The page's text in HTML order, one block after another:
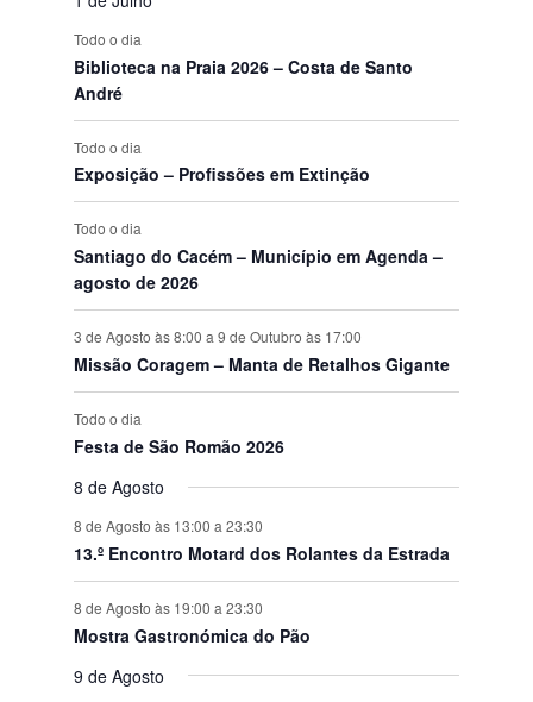
E
v
e
n
t
o
s
s
s
o
s
s
s
n
t
o
s
n
o
o
o
o
o
e
n
t
o
s
o
n
o
n
o
n
o
n
o
o
Todo o dia
Biblioteca na Praia 2026 – Costa de Santo
André
Todo o dia
Exposição – Profissões em Extinção
Todo o dia
Santiago do Cacém – Município em Agenda –
agosto de 2026
3 de Agosto às 8:00 a 9 de Outubro às 17:00
Missão Coragem – Manta de Retalhos Gigante
Todo o dia
Festa de São Romão 2026
8 de Agosto
8 de Agosto às 13:00 a 23:30
13.º Encontro Motard dos Rolantes da Estrada
8 de Agosto às 19:00 a 23:30
Mostra Gastronómica do Pão
9 de Agosto